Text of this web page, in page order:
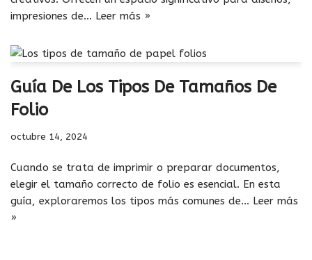
impresiones de… Leer más »
Guía De Los Tipos De Tamaños De
Folio
octubre 14, 2024
Cuando se trata de imprimir o preparar documentos,
elegir el tamaño correcto de folio es esencial. En esta
guía, exploraremos los tipos más comunes de… Leer más
»